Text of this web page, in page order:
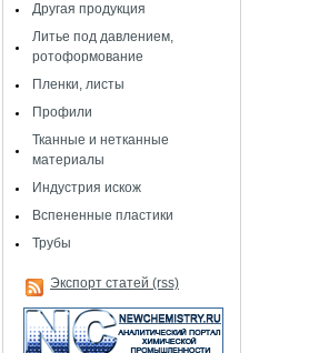
Другая продукция
Литье под давлением,
ротоформование
Пленки, листы
Профили
Тканные и нетканные
материалы
Индустрия искож
Вспененные пластики
Трубы
Экспорт статей (rss)